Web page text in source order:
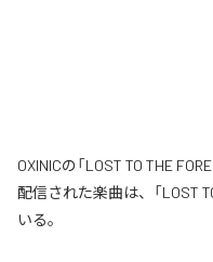
OXINICの「LOST TO THE
配信された楽曲は、「LOST
いる。